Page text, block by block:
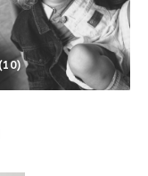
(10)